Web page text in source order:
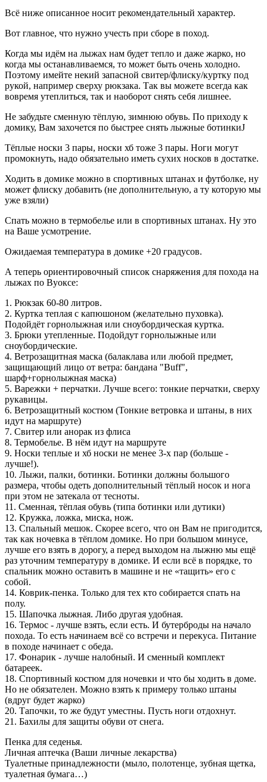
Всё ниже описанное носит рекомендательный характер.
Вот главное, что нужно учесть при сборе в поход.
Когда мы идём на лыжах нам будет тепло и даже жарко, но
когда мы останавливаемся, то может быть очень холодно.
Поэтому имейте некий запасной свитер/флиску/куртку под
рукой, например сверху рюкзака. Так вы можете всегда как
вовремя утеплиться, так и наоборот снять себя лишнее.
Не забудьте сменную тёплую, зимнюю обувь. По приходу к
домику, Вам захочется по быстрее снять лыжные ботинкиJ
Тёплые носки 3 пары, носки хб тоже 3 пары. Ноги могут
промокнуть, надо обязательно иметь сухих носков в достатке.
Ходить в домике можно в спортивных штанах и футболке, ну
может флиску добавить (не дополнительную, а ту которую мы
уже взяли)
Спать можно в термобелье или в спортивных штанах. Ну это
на Ваше усмотрение.
Ожидаемая температура в домике +20 градусов.
А теперь ориентировочный список снаряжения для похода на
лыжах по Вуоксе:
1. Рюкзак 60-80 литров.
2. Куртка теплая с капюшоном (желательно пуховка).
Подойдёт горнолыжная или сноубордическая куртка.
3. Брюки утепленные. Подойдут горнолыжные или
сноубордические.
4. Ветрозащитная маска (балаклава или любой предмет,
защищающий лицо от ветра: бандана "Buff",
шарф+горнолыжная маска)
5. Варежки + перчатки. Лучше всего: тонкие перчатки, сверху
рукавицы.
6. Ветрозащитный костюм (Тонкие ветровка и штаны, в них
идут на маршруте)
7. Свитер или анорак из флиса
8. Термобелье. В нём идут на маршруте
9. Носки теплые и хб носки не менее 3-х пар (больше -
лучше!).
10. Лыжи, палки, ботинки. Ботинки должны большого
размера, чтобы одеть дополнительный тёплый носок и нога
при этом не затекала от тесноты.
11. Сменная, тёплая обувь (типа ботинки или дутики)
12. Кружка, ложка, миска, нож.
13. Спальный мешок. Скорее всего, что он Вам не пригодится,
так как ночевка в тёплом домике. Но при большом минусе,
лучше его взять в дорогу, а перед выходом на лыжню мы ещё
раз уточним температуру в домике. И если всё в порядке, то
спальник можно оставить в машине и не «тащить» его с
собой.
14. Коврик-пенка. Только для тех кто собирается спать на
полу.
15. Шапочка лыжная. Либо другая удобная.
16. Термос - лучше взять, если есть. И бутерброды на начало
похода. То есть начинаем всё со встречи и перекуса. Питание
в походе начинает с обеда.
17. Фонарик - лучше налобный. И сменный комплект
батареек.
18. Спортивный костюм для ночевки и что бы ходить в доме.
Но не обязателен. Можно взять к примеру только штаны
(вдруг будет жарко)
20. Тапочки, то же будут уместны. Пусть ноги отдохнут.
21. Бахилы для защиты обуви от снега.
Пенка для седенья.
Личная аптечка (Ваши личные лекарства)
Туалетные принадлежности (мыло, полотенце, зубная щетка,
туалетная бумага…)